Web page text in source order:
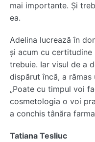
mai importante. Și
ea.
Adelina lucrează în
și acum cu certitudine
trebuie. Iar visul de a
dispărut încă, a rămas
„Poate cu timpul voi
cosmetologia o voi
a conchis tânăra
Tatiana Tesliuc